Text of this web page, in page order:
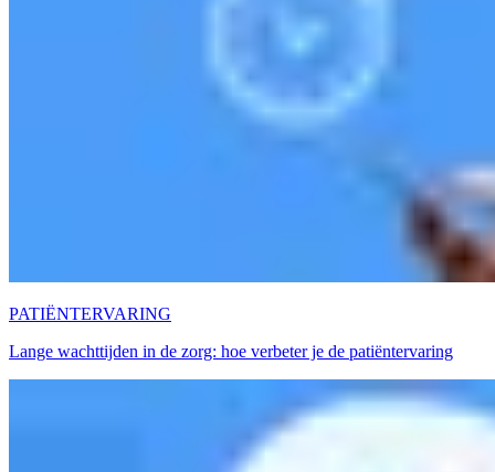
PATIËNTERVARING
Lange wachttijden in de zorg: hoe verbeter je de patiëntervaring